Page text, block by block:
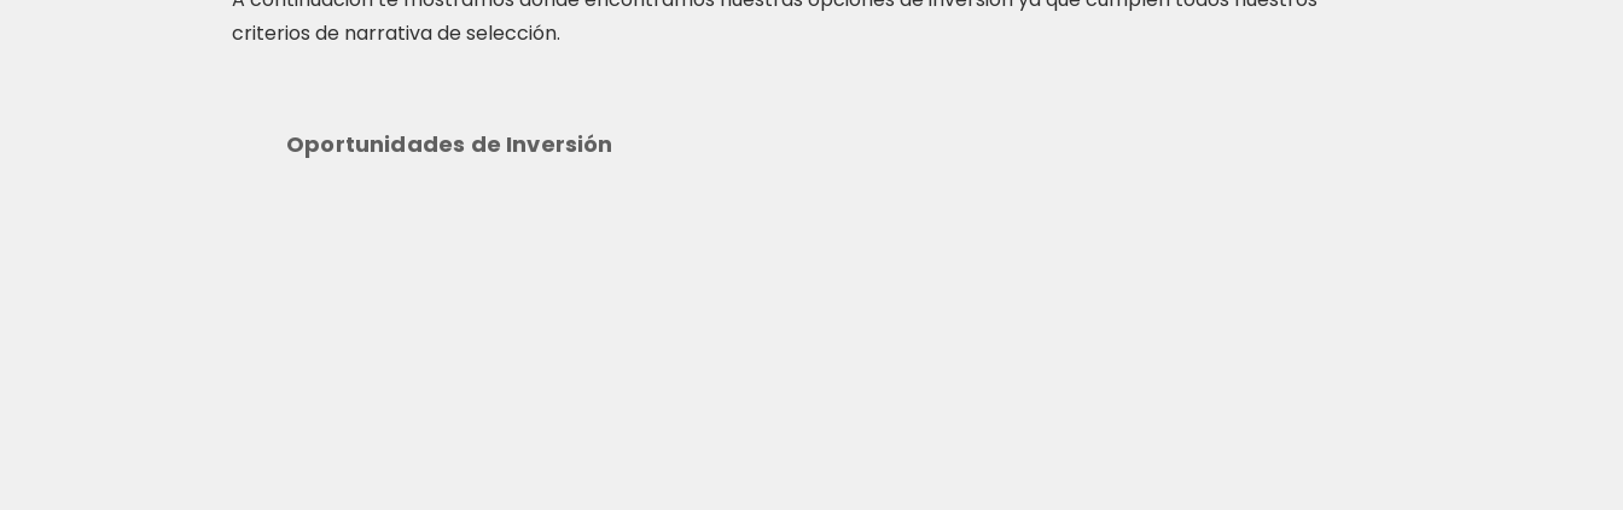
criterios de narrativa de selección.
Oportunidades de Inversión